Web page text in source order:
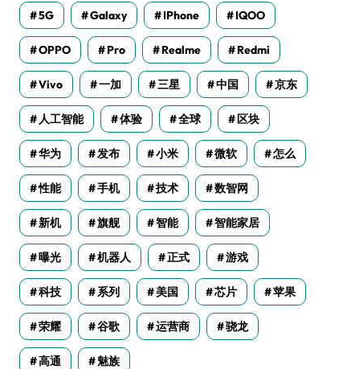
5G Galaxy IPhone IQOO
OPPO Pro Realme Redmi
Vivo 一加 三星 中国 京东
人工智能 体验 全球 区块
华为 发布 小米 微软 怎么
性能 手机 技术 数智网
新机 旗舰 智能 智能家居
曝光 机器人 正式 游戏
科技 系列 美国 芯片 苹果
荣耀 谷歌 运营商 骁龙
高通 魅族